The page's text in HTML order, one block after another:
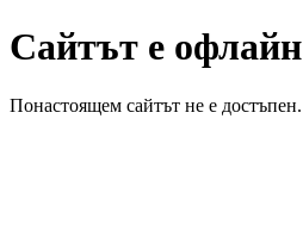
Сайтът е офлайн
Понастоящем сайтът не е достъпен.